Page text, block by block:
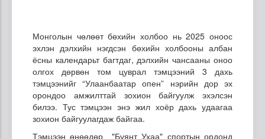
Монголын чөлөөт бөхийн холбоо нь 2025 оноос
эхлэн дэлхийн нэгдсэн бөхийн холбооны албан
ёсны календарьт багтдаг, дэлхийн чансааны оноо
олгох дөрвөн том цуврал тэмцээний 3 дахь
тэмцээнийг “Улаанбаатар опен” нэрийн дор эх
орондоо амжилттай зохион байгуулж эхэлсэн
билээ. Тус тэмцээн энэ жил хоёр дахь удаагаа
зохион байгуулагдаж байгаа.
Тэмцээн өнөөдөр "Буянт Ухаа" спортын ордонд